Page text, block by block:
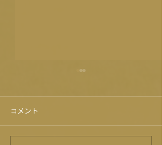
コメント